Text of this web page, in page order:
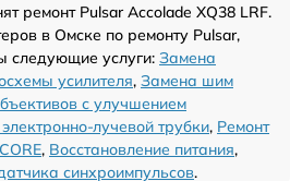
ремонт Pulsar Accolade XQ38 LRF.
в Омске по ремонту Pulsar,
следующие услуги: Замена
усилителя, Замена шим
с улучшением
лучевой трубки, Ремонт
, Восстановление питания,
синхроимпульсов.